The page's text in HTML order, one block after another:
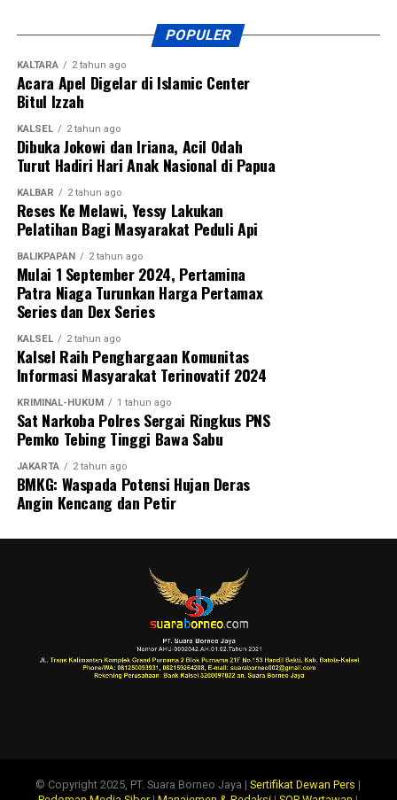
POPULER
KALTARA 2 tahun ago
Acara Apel Digelar di Islamic Center
Bitul Izzah
KALSEL 2 tahun ago
Dibuka Jokowi dan Iriana, Acil Odah
Turut Hadiri Hari Anak Nasional di Papua
KALBAR 2 tahun ago
Reses Ke Melawi, Yessy Lakukan
Pelatihan Bagi Masyarakat Peduli Api
BALIKPAPAN 2 tahun ago
Mulai 1 September 2024, Pertamina
Patra Niaga Turunkan Harga Pertamax
Series dan Dex Series
KALSEL 2 tahun ago
Kalsel Raih Penghargaan Komunitas
Informasi Masyarakat Terinovatif 2024
KRIMINAL-HUKUM 1 tahun ago
Sat Narkoba Polres Sergai Ringkus PNS
Pemko Tebing Tinggi Bawa Sabu
JAKARTA 2 tahun ago
BMKG: Waspada Potensi Hujan Deras
Angin Kencang dan Petir
© Copyright 2025, PT. Suara Borneo Jaya |Sertifikat Dewan Pers |